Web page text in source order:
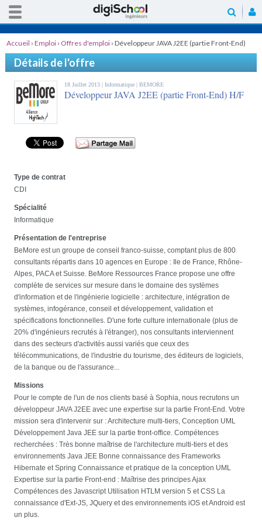
Accueil › Emploi › Offres d'emploi › Développeur JAVA J2EE (partie Front-End)
H/F
Détails de l'offre
18 Juillet 2013 | Informatique | BEMORE
Développeur JAVA J2EE (partie Front-End) H/F
Type de contrat
CDI
Spécialité
Informatique
Présentation de l'entreprise
BeMore est un groupe de conseil franco-suisse, comptant plus de 800
consultants répartis dans 10 agences en Europe : Ile de France, Rhône-
Alpes, PACA et Suisse. BeMore Ressources France propose une offre
complète de services sur mesure dans le domaine des systèmes
d'information et de l'ingénierie logicielle : architecture, intégration de
systèmes, infogérance, conseil et développement, validation et
spécifications fonctionnelles. D'une forte culture internationale (plus de
20% d'ingénieurs recrutés à l'étranger), nos consultants interviennent
dans des secteurs d'activités aussi variés que ceux des
télécommunications, de l'industrie du tourisme, des éditeurs de logiciels,
de la banque ou de l'assurance...
Missions
Pour le compte de l'un de nos clients basé à Sophia, nous recrutons un
développeur JAVA J2EE avec une expertise sur la partie Front-End. Votre
mission sera d'intervenir sur : Architecture multi-tiers, Conception UML
Développement Java JEE sur la partie front-office. Compétences
recherchées : Très bonne maîtrise de l'architecture multi-tiers et des
environnements Java JEE Bonne connaissance des Frameworks
Hibernate et Spring Connaissance et pratique de la conception UML
Expertise sur la partie Front-end : Maîtrise des principes Ajax
Compétences des Javascript Utilisation HTLM version 5 et CSS La
connaissance d'Ext-JS, JQuery et des environnements iOS et Android est
un plus.